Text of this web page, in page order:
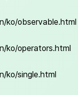
ko/observable.html
ko/operators.html
ko/single.html